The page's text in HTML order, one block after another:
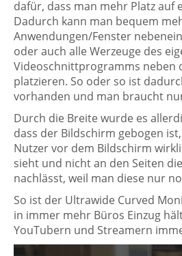
dafür, dass man mehr Platz auf
Dadurch kann man bequem
Anwendungen/Fenster
oder auch alle Werzeuge des
Videoschnittprogramms neben
platzieren. So oder so ist
vorhanden und man braucht
Durch die Breite wurde es
dass der Bildschirm gebogen
Nutzer vor dem Bildschirm
sieht und nicht an den Seiten
nachlässt, weil man diese nur
So ist der Ultrawide Curved
in immer mehr Büros Einzug
YouTubern und Streamern